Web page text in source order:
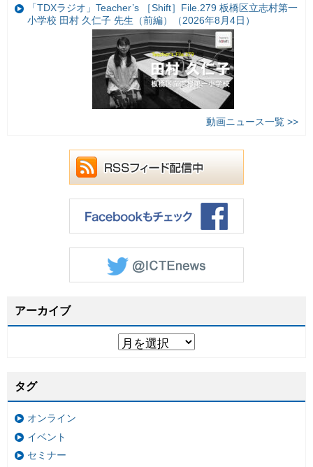
「TDXラジオ」Teacher’s ［Shift］File.279 板橋区立志村第一
小学校 田村 久仁子 先生（前編）（2026年8月4日）
動画ニュース一覧 >>
アーカイブ
タグ
オンライン
イベント
セミナー